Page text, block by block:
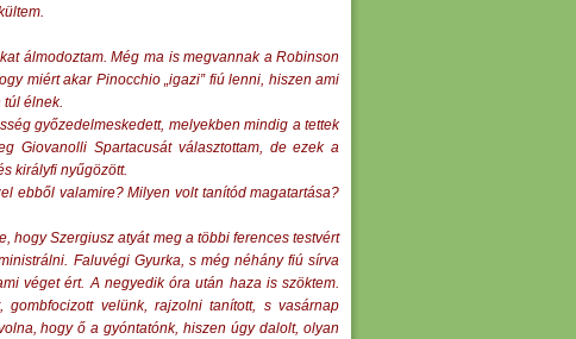
álmodoztam. Még ma is megvannak a Robinson
miért akar Pinocchio „igazi” fiú lenni, hiszen ami
túl élnek.
győzedelmeskedett, melyekben mindig a tettek
Giovanolli Spartacusát választottam, de ezek a
királyfi nyűgözött.
ebből valamire? Milyen volt tanítód magatartása?
hogy Szergiusz atyát meg a többi ferences testvért
Faluvégi Gyurka, s még néhány fiú sírva
véget ért. A negyedik óra után haza is szöktem.
velünk, rajzolni tanított, s vasárnap
hogy ő a gyóntatónk, hiszen úgy dalolt, olyan